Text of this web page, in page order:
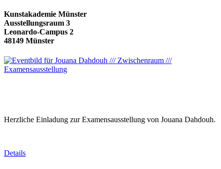
Kunstakademie Münster
Ausstellungsraum 3
Leonardo-Campus 2
48149 Münster
Herzliche Einladung zur Examensausstellung von Jouana Dahdouh.
Details